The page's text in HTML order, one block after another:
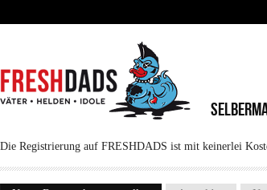
MAIN
Die Registrierung auf FRESHDADS ist mit keinerlei